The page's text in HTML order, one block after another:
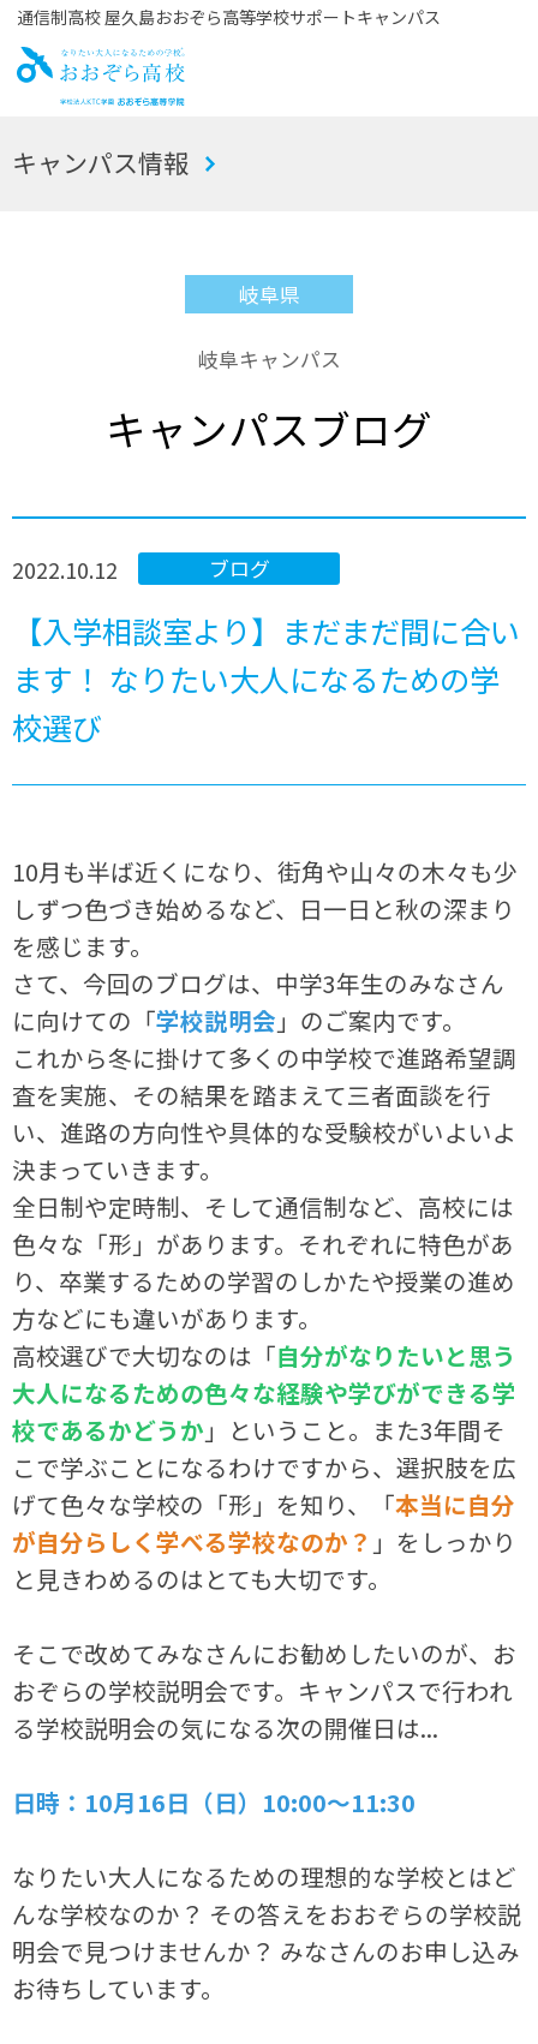
通信制高校 屋久島おおぞら高等学校サポートキャンパス
お
キャンパス情報
岐阜県
岐阜キャンパス
キャンパスブログ
ブログ
2022.10.12
【入学相談室より】まだまだ間に合い
ます！ なりたい大人になるための学
校選び
10月も半ば近くになり、街角や山々の木々も少
しずつ色づき始めるなど、日一日と秋の深まり
を感じます。
さて、今回のブログは、中学3年生のみなさん
に向けての「学校説明会 」のご案内です。
これから冬に掛けて多くの中学校で進路希望調
査を実施、その結果を踏まえて三者面談を行
い、進路の方向性や具体的な受験校がいよいよ
決まっていきます。
全日制や定時制、そして通信制など、高校には
色々な「形」があります。それぞれに特色があ
り、卒業するための学習のしかたや授業の進め
方などにも違いがあります。
高校選びで大切なのは「自分がなりたいと思う
大人になるための色々な経験や学びができる学
校であるかどうか 」ということ。また3年間そ
こで学ぶことになるわけですから、選択肢を広
げて色々な学校の「形」を知り、「本当に自分
が自分らしく学べる学校なのか？ 」をしっかり
と見きわめるのはとても大切です。
そこで改めてみなさんにお勧めしたいのが、お
おぞらの学校説明会です。キャンパスで行われ
る学校説明会の気になる次の開催日は...
日時：10月16日（日）10:00～11:30
なりたい大人になるための理想的な学校とはど
んな学校なのか？ その答えをおおぞらの学校説
明会で見つけませんか？ みなさんのお申し込み
お待ちしています。